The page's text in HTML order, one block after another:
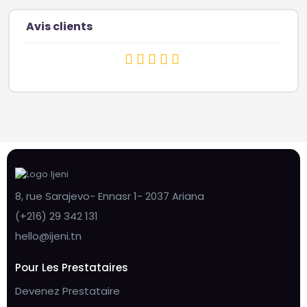
Avis clients
8, rue Sarajevo- Ennasr 1- 2037 Ariana
(+216) 29 342 131
hello@ijeni.tn
Pour Les Prestataires
Devenez Prestataire